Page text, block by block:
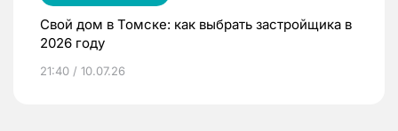
Свой дом в Томске: как выбрать застройщика в
2026 году
21:40 / 10.07.26